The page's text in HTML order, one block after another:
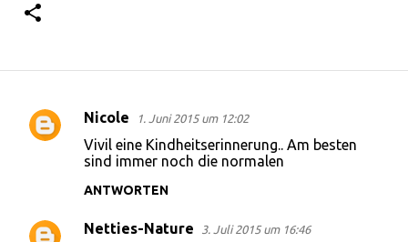
K
e
Nicole 1. Juni 2015 um 12:02
Vivil eine Kindheitserinnerung.. Am besten
sind immer noch die normalen
ANTWORTEN
Netties-Nature 3. Juli 2015 um 16:46